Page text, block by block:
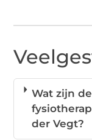
Wat zijn
der Vegt?